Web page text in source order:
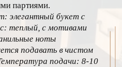
партиями.
элегантный букет с
теплый, с мотивами
ноты
подавать в чистом
подачи: 8-10